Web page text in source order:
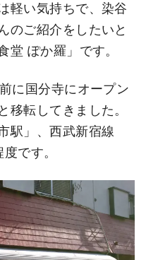
軽い気持ちで、染谷
のご紹介をしたいと
堂 ぽか羅」です。
に国分寺にオープン
移転してきました。
駅」、西武新宿線
です。